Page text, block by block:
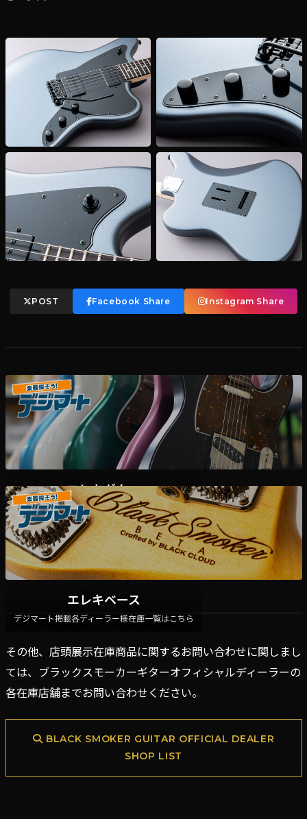
POST Facebook Share Instagram Share
エレキギター
デジマート掲載各ディーラー様在庫一覧はこちら
エレキベース
デジマート掲載各ディーラー様在庫一覧はこちら
その他、店頭展示在庫商品に関するお問い合わせに関しまし
ては、ブラックスモーカーギターオフィシャルディーラーの
各在庫店舗までお問い合わせください。
BLACK SMOKER GUITAR OFFICIAL DEALER
SHOP LIST